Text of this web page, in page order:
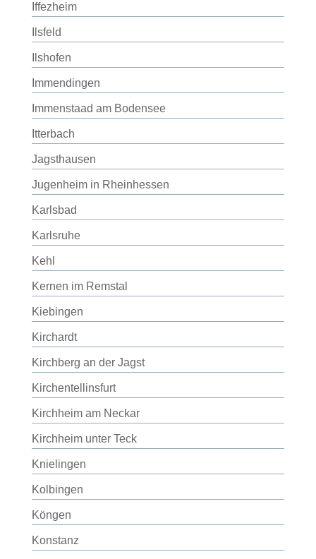
Iffezheim
Ilsfeld
Ilshofen
Immendingen
Immenstaad am Bodensee
Itterbach
Jagsthausen
Jugenheim in Rheinhessen
Karlsbad
Karlsruhe
Kehl
Kernen im Remstal
Kiebingen
Kirchardt
Kirchberg an der Jagst
Kirchentellinsfurt
Kirchheim am Neckar
Kirchheim unter Teck
Knielingen
Kolbingen
Köngen
Konstanz